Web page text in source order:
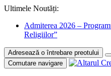
Ultimele Noutăți:
Admiterea 2026 –
Religiilor”
Adresează o întrebare preotului
Comutare navigare